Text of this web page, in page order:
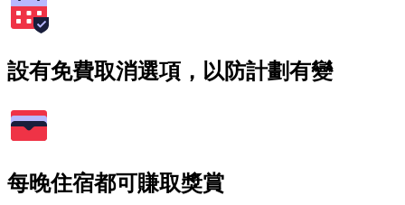
設有免費取消選項，以防計劃有變
每晚住宿都可賺取獎賞